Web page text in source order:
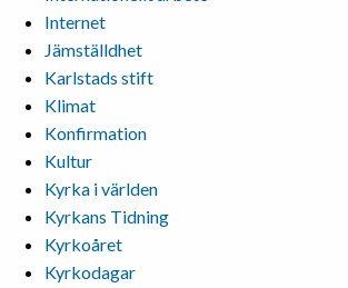
Internet
Jämställdhet
Karlstads stift
Klimat
Konfirmation
Kultur
Kyrka i världen
Kyrkans Tidning
Kyrkoåret
Kyrkodagar